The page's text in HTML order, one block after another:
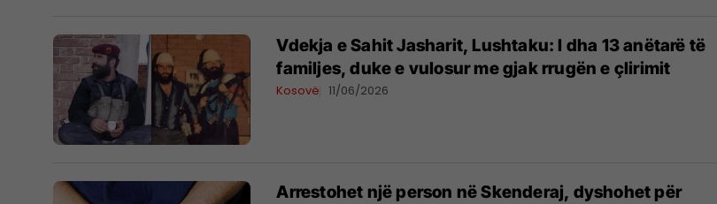
Vdekja e Sahit Jasharit, Lushtaku: I dha 13 anëtarë të
familjes, duke e vulosur me gjak rrugën e çlirimit
Kosovë 11/06/2026
Arrestohet një person në Skenderaj, dyshohet për